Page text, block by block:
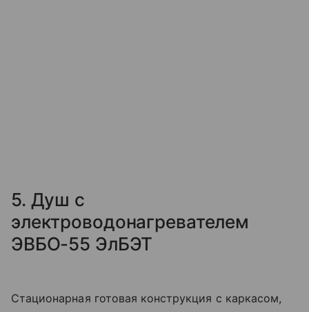
5. Душ с
электроводонагревателем
ЭВБО-55 ЭлБЭТ
Стационарная готовая конструкция с каркасом,